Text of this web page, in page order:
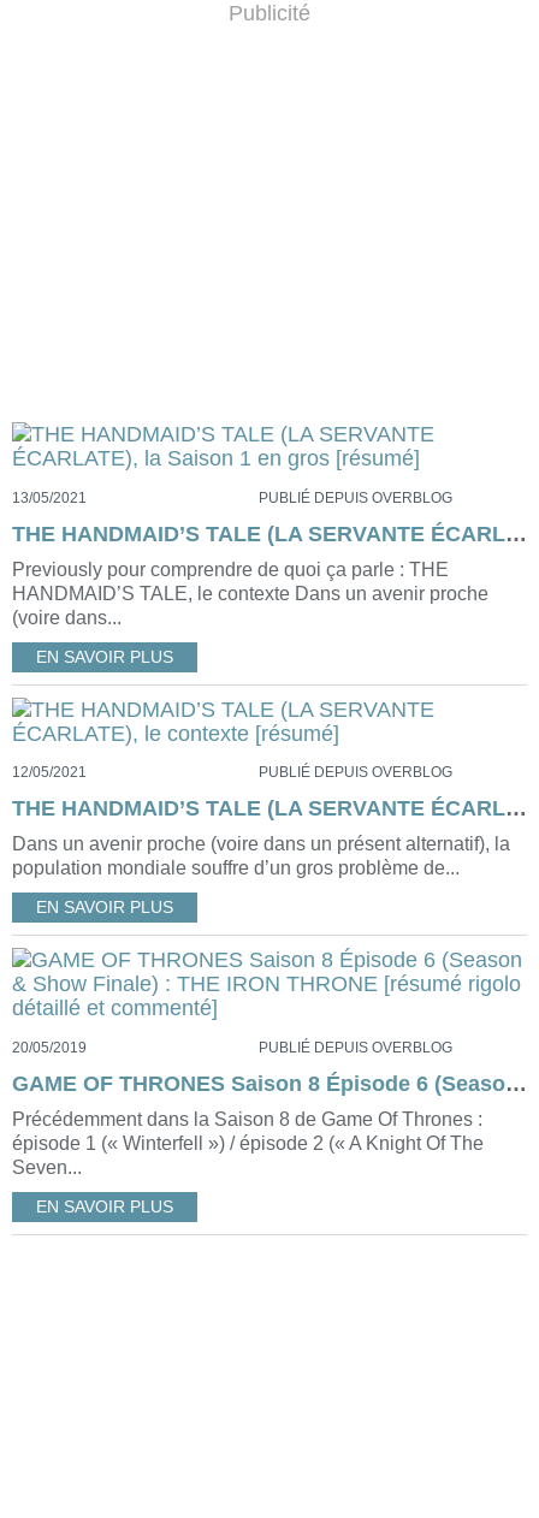
Publicité
13/05/2021 PUBLIÉ DEPUIS OVERBLOG
THE HANDMAID’S TALE (LA SERVANTE ÉCARLATE), la Saison 1 en gros [résumé]
Previously pour comprendre de quoi ça parle : THE
HANDMAID’S TALE, le contexte Dans un avenir proche
(voire dans...
EN SAVOIR PLUS
12/05/2021 PUBLIÉ DEPUIS OVERBLOG
THE HANDMAID’S TALE (LA SERVANTE ÉCARLATE), le contexte [résumé]
Dans un avenir proche (voire dans un présent alternatif), la
population mondiale souffre d’un gros problème de...
EN SAVOIR PLUS
20/05/2019 PUBLIÉ DEPUIS OVERBLOG
GAME OF THRONES Saison 8 Épisode 6 (Season & Show Finale) : THE IRON THRONE [résumé rigolo détaillé et commenté]
Précédemment dans la Saison 8 de Game Of Thrones :
épisode 1 (« Winterfell ») / épisode 2 (« A Knight Of The
Seven...
EN SAVOIR PLUS